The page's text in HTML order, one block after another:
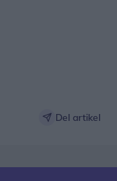
Del artikel